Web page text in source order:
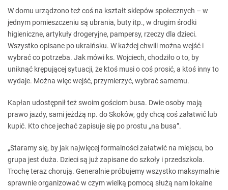
W domu urządzono też coś na kształt sklepów społecznych – w
jednym pomieszczeniu są ubrania, buty itp., w drugim środki
higieniczne, artykuły drogeryjne, pampersy, rzeczy dla dzieci.
Wszystko opisane po ukraińsku. W każdej chwili można wejść i
wybrać co potrzeba. Jak mówi ks. Wojciech, chodziło o to, by
uniknąć krępującej sytuacji, że ktoś musi o coś prosić, a ktoś inny to
wydaje. Można więc wejść, przymierzyć, wybrać samemu.
Kapłan udostępnił też swoim gościom busa. Dwie osoby mają
prawo jazdy, sami jeżdżą np. do Skoków, gdy chcą coś załatwić lub
kupić. Kto chce jechać zapisuje się po prostu „na busa”.
„Staramy się, by jak najwięcej formalności załatwić na miejscu, bo
grupa jest duża. Dzieci są już zapisane do szkoły i przedszkola.
Trochę teraz chorują. Generalnie próbujemy wszystko maksymalnie
sprawnie organizować w czym wielką pomocą służą nam lokalne